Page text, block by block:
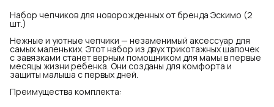
Набор чепчиков для новорожденных от бренда Эскимо (2
шт.)
Нежные и уютные чепчики — незаменимый аксессуар для
самых маленьких. Этот набор из двух трикотажных шапочек
с завязками станет верным помощником для мамы в первые
месяцы жизни ребенка. Они созданы для комфорта и
защиты малыша с первых дней.
Преимущества комплекта: